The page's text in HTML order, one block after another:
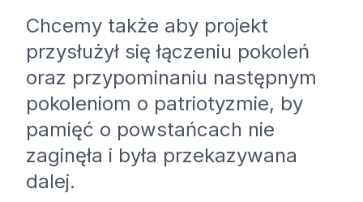
Chcemy także aby projekt
przysłużył się łączeniu pokoleń
oraz przypominaniu następnym
pokoleniom o patriotyzmie, by
pamięć o powstańcach nie
zaginęła i była przekazywana
dalej.